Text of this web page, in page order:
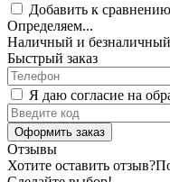
Добавить к сравнению
Определяем...
Наличный и безналичный
Быстрый заказ
Я даю согласие на
Оформить заказ
Отзывы
Хотите оставить отзыв?